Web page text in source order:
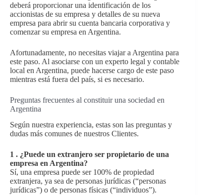
deberá proporcionar una identificación de los
accionistas de su empresa y detalles de su nueva
empresa para abrir su cuenta bancaria corporativa y
comenzar su empresa en Argentina.
Afortunadamente, no necesitas viajar a Argentina para
este paso. Al asociarse con un experto legal y contable
local en Argentina, puede hacerse cargo de este paso
mientras está fuera del país, si es necesario.
Preguntas frecuentes al constituir una sociedad en
Argentina
Según nuestra experiencia, estas son las preguntas y
dudas más comunes de nuestros Clientes.
1 . ¿Puede un extranjero ser propietario de una
empresa en Argentina?
Sí, una empresa puede ser 100% de propiedad
extranjera, ya sea de personas jurídicas (“personas
jurídicas”) o de personas físicas (“individuos”).